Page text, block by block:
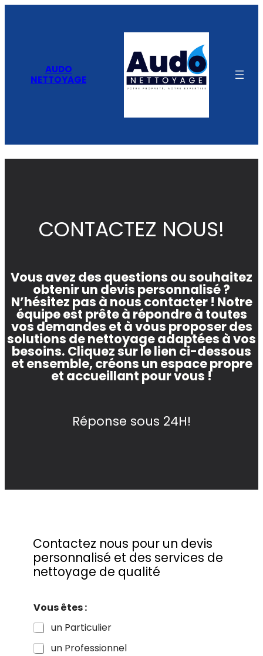
AUDO
NETTOYAGE
CONTACTEZ NOUS!
Vous avez des questions ou souhaitez
obtenir un devis personnalisé ?
N’hésitez pas à nous contacter ! Notre
équipe est prête à répondre à toutes
vos demandes et à vous proposer des
solutions de nettoyage adaptées à vos
besoins. Cliquez sur le lien ci-dessous
et ensemble, créons un espace propre
et accueillant pour vous !
Réponse sous 24H!
Contactez nous pour un devis
personnalisé et des services de
nettoyage de qualité
Vous êtes :
un Particulier
un Professionnel